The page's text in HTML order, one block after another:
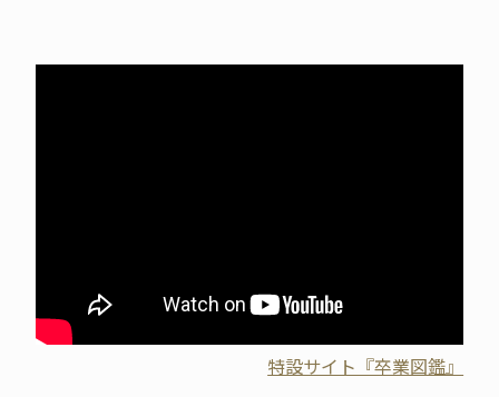
特設サイト『卒業図鑑』